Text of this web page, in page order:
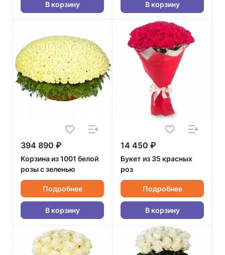
В корзину В корзину
394 890 ₽
Корзина из 1001 белой
розы с зеленью
Подробнее
В корзину
14 450 ₽
Букет из 35 красных
роз
Подробнее
В корзину